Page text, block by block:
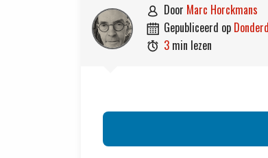
 door Marc Horckmans
 gepubliceerd op
 3 min lezen